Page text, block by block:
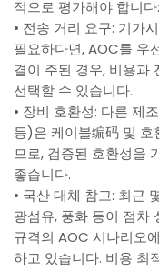
적으로 평가해야 합니다:
• 전송 거리 요구: 기가
필요하다면, AOC를 우
결이 주된 경우, 비용과
선택할 수 있습니다.
• 장비 호환성: 다른 제
등)은 케이블编码 및
므로, 검증된 호환성을
좋습니다.
• 국산 대체 참고: 최근
광섬유, 풍화 등이 점차
규격의 AOC 시나리오
하고 있습니다. 비용 최